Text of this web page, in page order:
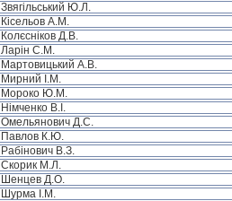
Звягільський Ю.Л.
Кісельов А.М.
Колєсніков Д.В.
Ларін С.М.
Мартовицький А.В.
Мирний І.М.
Мороко Ю.М.
Німченко В.І.
Омельянович Д.С.
Павлов К.Ю.
Рабінович В.З.
Скорик М.Л.
Шенцев Д.О.
Шурма І.М.